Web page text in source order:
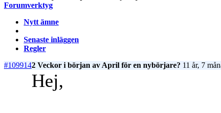
Forumverktyg
Nytt ämne
Senaste inläggen
Regler
#1099142 Veckor i början av April för en nybörjare? 11 år, 7
Hej,